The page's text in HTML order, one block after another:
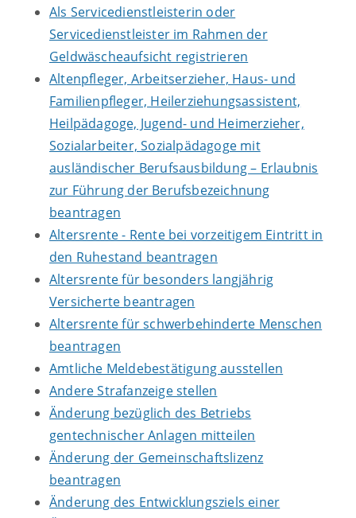
Als Servicedienstleisterin oder
Servicedienstleister im Rahmen der
Geldwäscheaufsicht registrieren
Altenpfleger, Arbeitserzieher, Haus- und
Familienpfleger, Heilerziehungsassistent,
Heilpädagoge, Jugend- und Heimerzieher,
Sozialarbeiter, Sozialpädagoge mit
ausländischer Berufsausbildung – Erlaubnis
zur Führung der Berufsbezeichnung
beantragen
Altersrente - Rente bei vorzeitigem Eintritt in
den Ruhestand beantragen
Altersrente für besonders langjährig
Versicherte beantragen
Altersrente für schwerbehinderte Menschen
beantragen
Amtliche Meldebestätigung ausstellen
Andere Strafanzeige stellen
Änderung bezüglich des Betriebs
gentechnischer Anlagen mitteilen
Änderung der Gemeinschaftslizenz
beantragen
Änderung des Entwicklungsziels einer